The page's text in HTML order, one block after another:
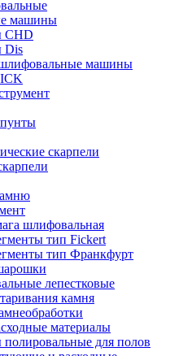
машины
машины
скарпели
шлифовальная
тип Fickert
тип Франкфурт
лепестковые
камня
материалы
для полов